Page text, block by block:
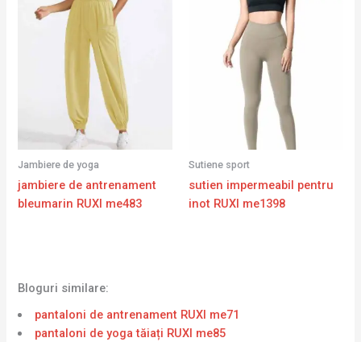
Jambiere de yoga
jambiere de antrenament
bleumarin RUXI me483
Sutiene sport
sutien impermeabil pentru
inot RUXI me1398
Bloguri similare:
pantaloni de antrenament RUXI me71
pantaloni de yoga tăiați RUXI me85